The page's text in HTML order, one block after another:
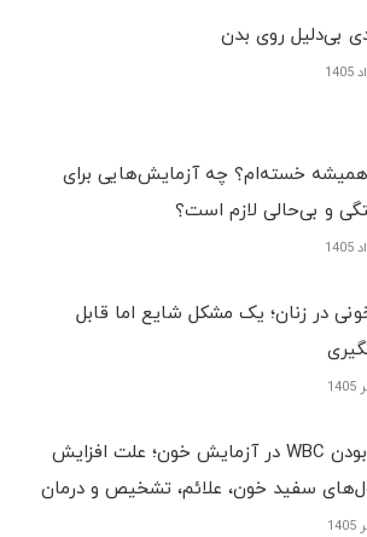
بی‌دلیل روی بدن
همیشه خسته‌ام؟ چه آزمایش‌هایی برای
و بی‌حالی لازم است؟
در زنان؛ یک مشکل شایع اما قابل
بالا بودن WBC در آزمایش خون؛ علت افزایش
سفید خون، علائم، تشخیص و درمان